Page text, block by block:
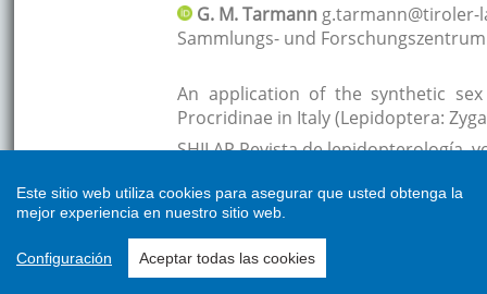
Este sitio web utiliza cookies para asegurar que usted obtenga la
mejor experiencia en nuestro sitio web.
Configuración Aceptar todas las cookies